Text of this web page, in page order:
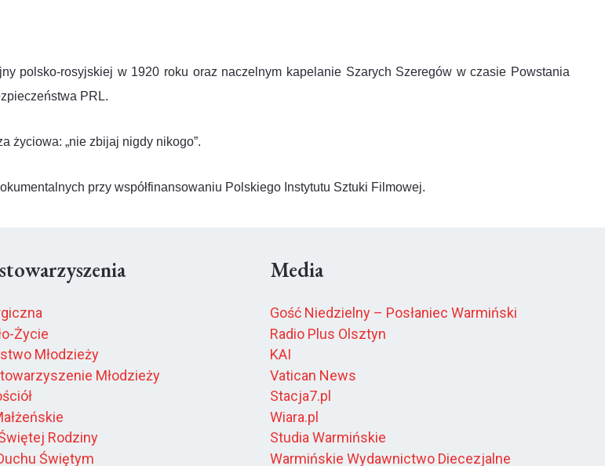
polsko-rosyjskiej w 1920 roku oraz naczelnym kapelanie Szarych Szeregów w czasie Powstania
PRL.
życiowa: „nie zbijaj nigdy nikogo”.
przy współfinansowaniu Polskiego Instytutu Sztuki Filmowej.
Życie
Młodzieży
Młodzieży
Rodziny
Świętym
Media
Gość Niedzielny – Posłaniec Warmiński
Radio Plus Olsztyn
KAI
Vatican News
Stacja7.pl
Wiara.pl
Studia Warmińskie
Warmińskie Wydawnictwo Diecezjalne